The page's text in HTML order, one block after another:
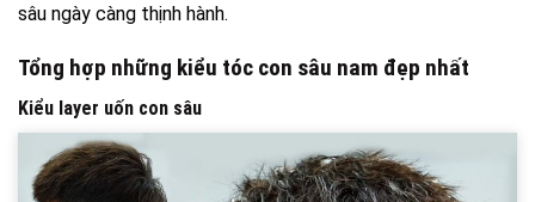
sâu ngày càng thịnh hành.
Tổng hợp những kiểu tóc con sâu nam đẹp nhất
Kiểu layer uốn con sâu